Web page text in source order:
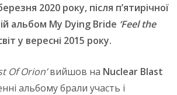
2020 року, після п’ятирічної
альбом My Dying Bride ‘Feel the
у вересні 2015 року.
Of Orion’вийшов на Nuclear Blast
альбому брали участь і